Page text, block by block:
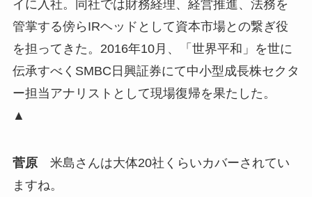
イに入社。同社では財務経理、経営推進、法務を
管掌する傍らIRヘッドとして資本市場との繋ぎ役
を担ってきた。2016年10月、「世界平和」を世に
伝承すべくSMBC日興証券にて中小型成長株セクタ
ー担当アナリストとして現場復帰を果たした。
▲
菅原米島さんは大体20社くらいカバーされてい
ますね。